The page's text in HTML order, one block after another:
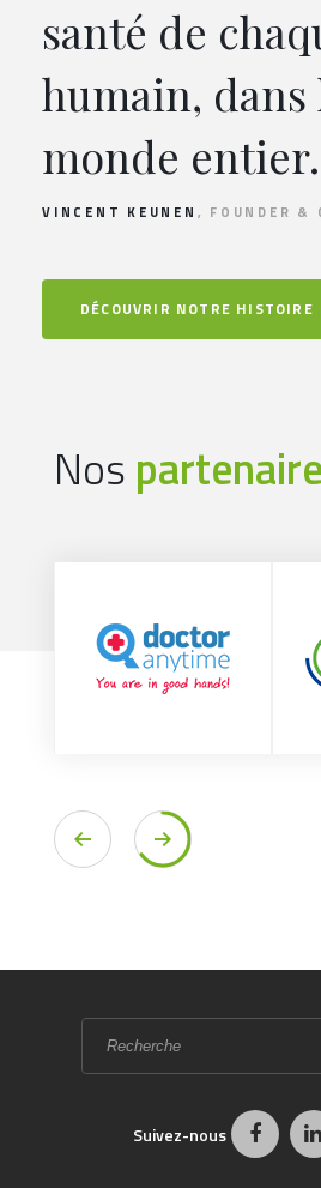
santé de
humain, dans
monde entier.
VINCENT KEUNEN , FOUNDER &
DÉCOUVRIR NOTRE HISTOIRE
Nos
Formulaire
de
recherche
Suivez-nous